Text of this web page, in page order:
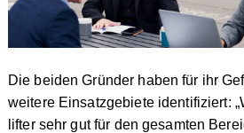
Die beiden Gründer haben für ihr
weitere Einsatzgebiete identifiziert:
lifter sehr gut für den gesamten